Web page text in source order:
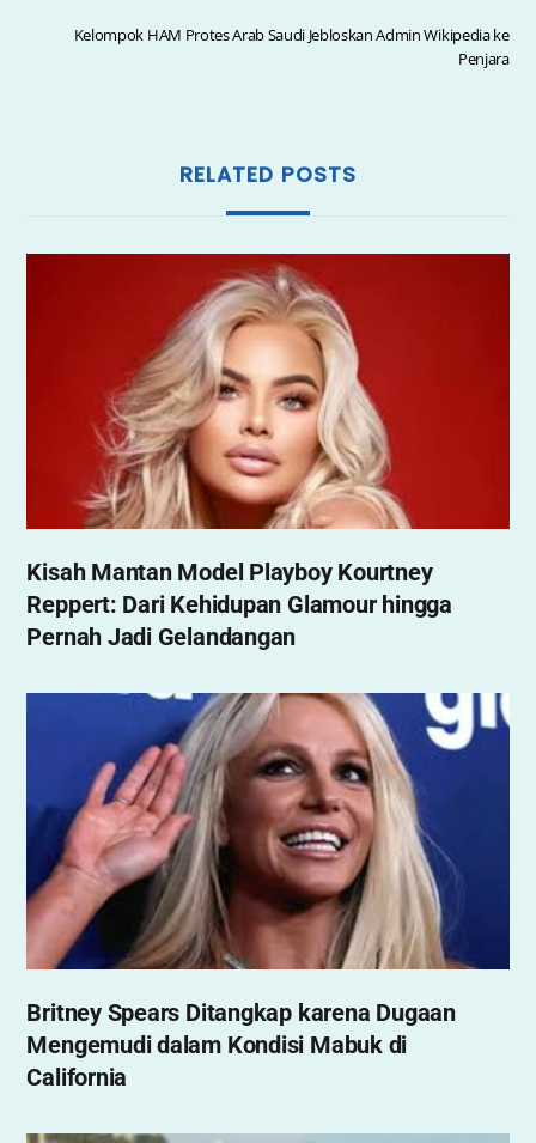
o p
Kelompok HAM Protes Arab Saudi Jebloskan Admin Wikipedia ke
Penjara
RELATED POSTS
Kisah Mantan Model Playboy Kourtney
Reppert: Dari Kehidupan Glamour hingga
Pernah Jadi Gelandangan
Britney Spears Ditangkap karena Dugaan
Mengemudi dalam Kondisi Mabuk di
California